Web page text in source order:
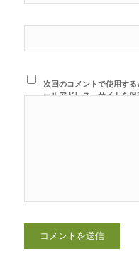
次回のコメントで使用す
ールアドレス、サイトを